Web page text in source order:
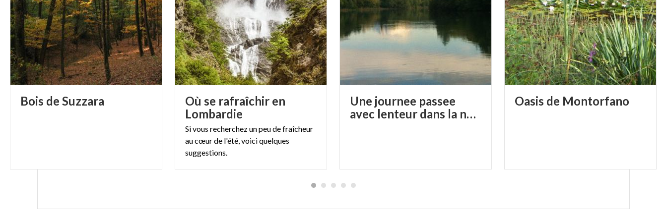
In Bici.Un’attività aperta a tutti. Agli atleti in allenamento e alle famiglie che vogliono
godersi la scoperta di tutti gli angoli, anche i più lontani e nascosti, del parco. All’interno
del parco potrete disporre del servizio di noleggio bici, attivo dal 1 Marzo a Cascina
Bastia. A vostra disposizione anche tandem, risciò, monopattini! Qui tutte le info del
servizio >>Noleggio Cascina Bastia
A cavallo. Vicino a Villa Mirabello trovate, dal 1979, un maneggio di undicimila metri
quadri. Una passeggiata a cavallo nel Parco di Monza, può essere davvero suggestiva! Per
chi deve imparare invece c’è la scuola di equitazione e la scuola pony.
Il Maneggio
Orienteering.Un percorso predefinito con punti di controllo numerati da fare con il solo
aiuto di una bussola e una cartina e naturalmente, nel minor tempo possibile. Stiamo
Bois de Suzzara
Où se rafraîchir en
Lombardie
Si vous recherchez un peu de fraîcheur
au cœur de l'été, voici quelques
suggestions.
Une journee passee
avec lenteur dans la nature et l histoire a trezzo sull adda
Oasis de Montorfano